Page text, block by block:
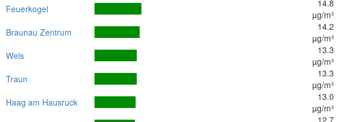
Feuerkogel
14.8
µg/m³
Braunau Zentrum
14.2
µg/m³
Wels
13.3
µg/m³
Traun
13.3
µg/m³
Haag am Hausruck
13.0
µg/m³
12.7